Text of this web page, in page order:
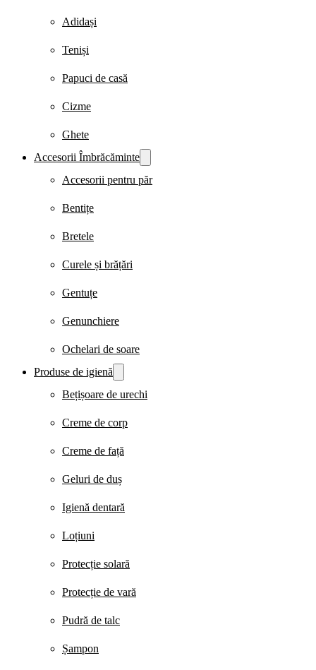
Adidași
Teniși
Papuci de casă
Cizme
Ghete
Accesorii Îmbrăcăminte
Accesorii pentru păr
Bentițe
Bretele
Curele și brățări
Gentuțe
Genunchiere
Ochelari de soare
Produse de igienă
Bețișoare de urechi
Creme de corp
Creme de față
Geluri de duș
Igienă dentară
Loțiuni
Protecție solară
Protecție de vară
Pudră de talc
Șampon